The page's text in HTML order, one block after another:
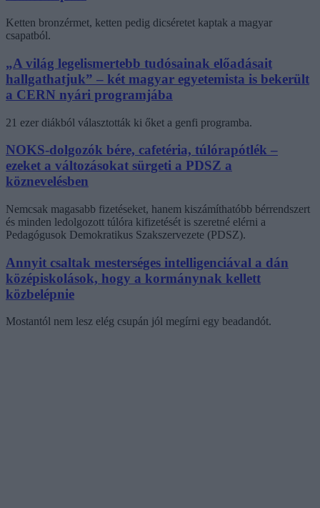
Ketten bronzérmet, ketten pedig dicséretet kaptak a magyar
csapatból.
„A világ legelismertebb tudósainak előadásait
hallgathatjuk” – két magyar egyetemista is bekerült
a CERN nyári programjába
21 ezer diákból választották ki őket a genfi programba.
NOKS-dolgozók bére, cafetéria, túlórapótlék –
ezeket a változásokat sürgeti a PDSZ a
köznevelésben
Nemcsak magasabb fizetéseket, hanem kiszámíthatóbb bérrendszert
és minden ledolgozott túlóra kifizetését is szeretné elérni a
Pedagógusok Demokratikus Szakszervezete (PDSZ).
Annyit csaltak mesterséges intelligenciával a dán
középiskolások, hogy a kormánynak kellett
közbelépnie
Mostantól nem lesz elég csupán jól megírni egy beadandót.